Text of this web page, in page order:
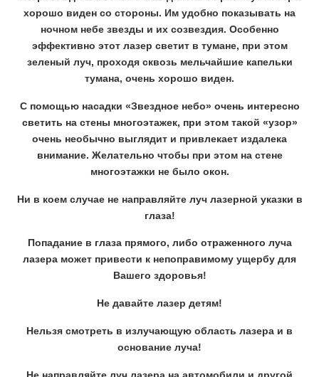
хорошо виден со стороны. Им удобно показывать на
ночном небе звезды и их созвездия. Особенно
эффективно этот лазер светит в тумане, при этом
зеленый луч, проходя сквозь мельчайшие капельки
тумана, очень хорошо виден.
С помощью насадки «Звездное небо» очень интересно
светить на стены многоэтажек, при этом такой «узор»
очень необычно выглядит и привлекает издалека
внимание. Желательно чтобы при этом на стене
многоэтажки не было окон.
Ни в коем случае не направляйте луч лазерной указки в
глаза!
Попадание в глаза прямого, либо отраженного луча
лазера может привести к непоправимому ущербу для
Вашего здоровья!
Не давайте лазер детям!
Нельзя смотреть в излучающую область лазера и в
основание луча!
Не направляйте луч лазера на автомобили и другой